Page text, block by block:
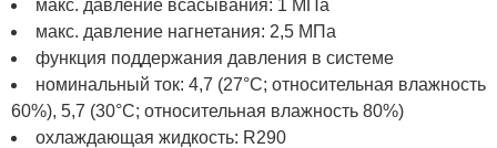
макс. давление всасывания: 1 МПа
макс. давление нагнетания: 2,5 МПа
функция поддержания давления в системе
номинальный ток: 4,7 (27°C; относительная влажность
60%), 5,7 (30°C; относительная влажность 80%)
охлаждающая жидкость: R290